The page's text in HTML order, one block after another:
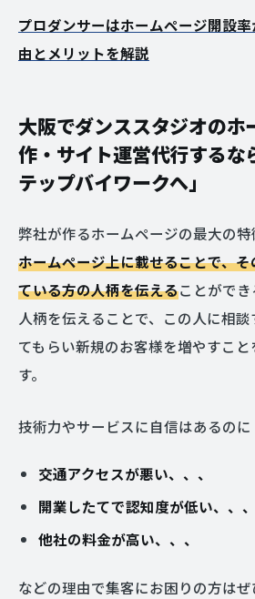
プロダンサーはホームページ開設
由とメリットを解説
大阪でダンススタジオのホ
作・サイト運営代行するな
テップバイワークへ」
弊社が作るホームページの最大の特
ホームページ上に載せることで、
ている方の人柄を伝えることができ
人柄を伝えることで、この人に相
てもらい新規のお客様を増やすこ
す。
技術力やサービスに自信はあるのに
交通アクセスが悪い、、、
開業したてで認知度が低い、、、
他社の料金が高い、、、
などの理由で集客にお困りの方は